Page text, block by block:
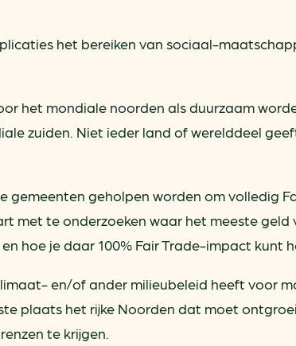
het bereiken van sociaal-
het mondiale noorden als duurzaam
zuiden. Niet ieder land of werelddeel
geholpen worden om volledig
met te onderzoeken waar het meeste geld
hoe je daar 100% Fair Trade-impact kunt
en/of ander milieubeleid heeft voor
plaats het rijke Noorden dat moet
te krijgen.